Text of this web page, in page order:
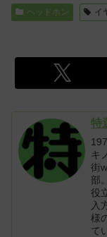
ヘッドホン イ
特
キ
街
部
役
入
様
て